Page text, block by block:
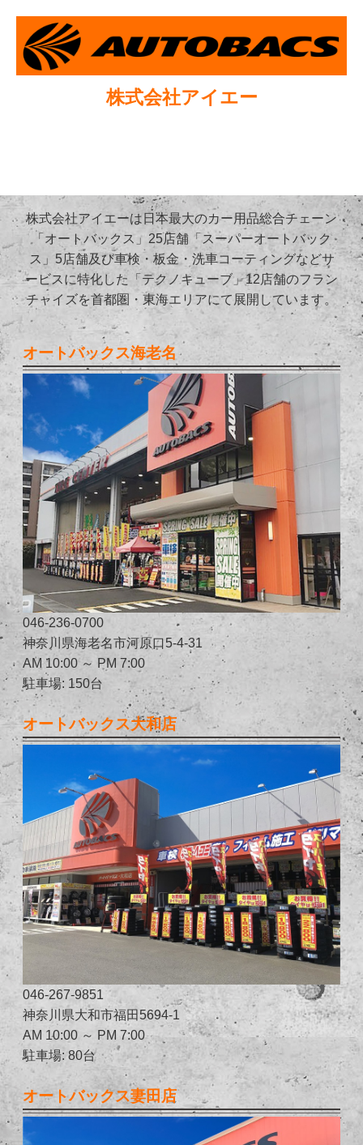
株式会社アイエー
株式会社アイエーは日本最大のカー用品総合チェーン
「オートバックス」25店舗「スーパーオートバック
ス」5店舗及び車検・板金・洗車コーティングなどサ
ービスに特化した「テクノキューブ」12店舗のフラン
チャイズを首都圏・東海エリアにて展開しています。
オートバックス海老名
046-236-0700
神奈川県海老名市河原口5-4-31
AM 10:00 ～ PM 7:00
駐車場: 150台
オートバックス大和店
046-267-9851
神奈川県大和市福田5694-1
AM 10:00 ～ PM 7:00
駐車場: 80台
オートバックス妻田店